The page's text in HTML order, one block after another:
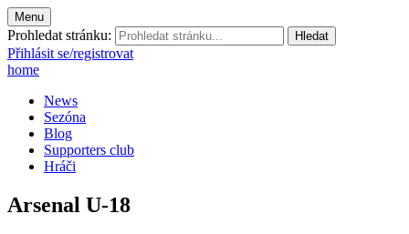
Menu
Prohledat stránku:
Přihlásit se/registrovat
home
News
Sezóna
Blog
Supporters club
Hráči
Arsenal U-18